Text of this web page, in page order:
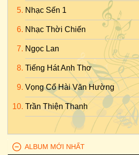
Nhạc Sến 1
Nhạc Thời Chiến
Ngọc Lan
Tiếng Hát Anh Thơ
Vọng Cổ Hài Văn Hường
Trần Thiện Thanh
ALBUM MỚI NHẤT